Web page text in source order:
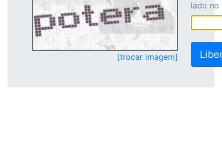
[trocar imagem]
lado no